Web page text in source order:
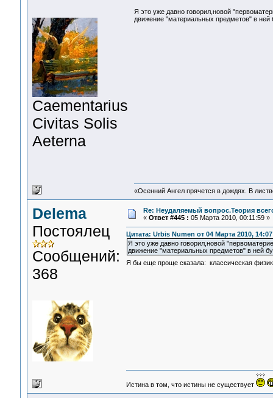
Сaementarius
Civitas Solis
Aeterna
Я это уже давно говорил,новой
движение "материальных предметов" в ней
«Осенний Ангел прячется в дождях. В
Delema
Постоялец
Сообщений:
368
Re: Неудаляемый вопрос.Теория
« Ответ #445 : 05 Марта 2010, 00:11:59 »
Цитата: Urbis Numen от 04 Марта 2010,
Я это уже давно говорил,новой
движение "материальных предметов" в ней
Я бы еще проще сказала: классическая
Истина в том, что истины не существует